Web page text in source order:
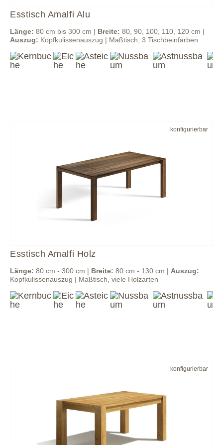
Esstisch Amalfi Alu
Länge: 80 cm bis 300 cm | Breite: 80, 90, 100, 110, 120 cm |
Auszug: Kopfkulissenauszug | Maßtisch, 3 Tischbeinfarben
konfigurierbar
Esstisch Amalfi Holz
Länge: 80 cm - 300 cm | Breite: 80 cm - 130 cm | Auszug:
Kopfkulissenauszug | Maßtisch, viele Holzarten
konfigurierbar